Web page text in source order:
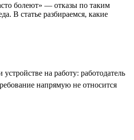
болеют» — отказы по таким
В статье разбираемся, какие
на работу: работодатель
напрямую не относится